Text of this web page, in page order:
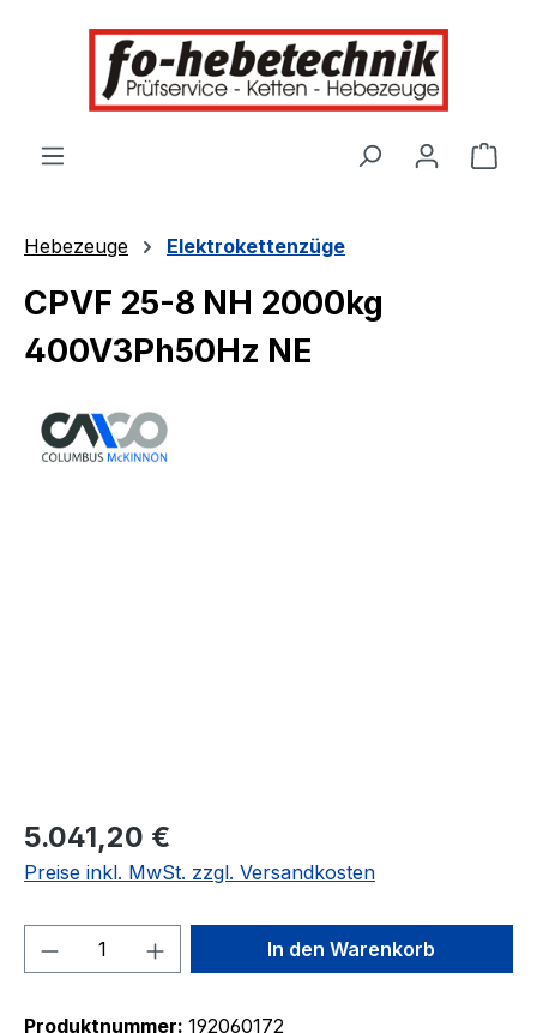
springen
Hebezeuge Elektrokettenzüge
CPVF 25-8 NH 2000kg
400V3Ph50Hz NE
5.041,20 €
Preise inkl. MwSt. zzgl. Versandkosten
Produkt Anzahl: Gib denIn den Warenkorb
Produktnummer: 192060172